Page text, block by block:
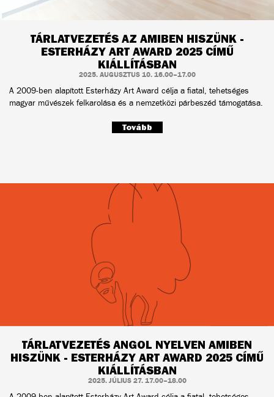
TÁRLATVEZETÉS AZ AMIBEN HISZÜNK -
ESTERHÁZY ART AWARD 2025 CÍMŰ
KIÁLLÍTÁSBAN
2025. AUGUSZTUS 10. 16.00–17.00
A 2009-ben alapított Esterházy Art Award célja a fiatal, tehetséges
magyar művészek felkarolása és a nemzetközi párbeszéd támogatása.
Tovább
TÁRLATVEZETÉS ANGOL NYELVEN AMIBEN
HISZÜNK - ESTERHÁZY ART AWARD 2025 CÍMŰ
KIÁLLÍTÁSBAN
2025. JÚLIUS 27. 17.00–18.00